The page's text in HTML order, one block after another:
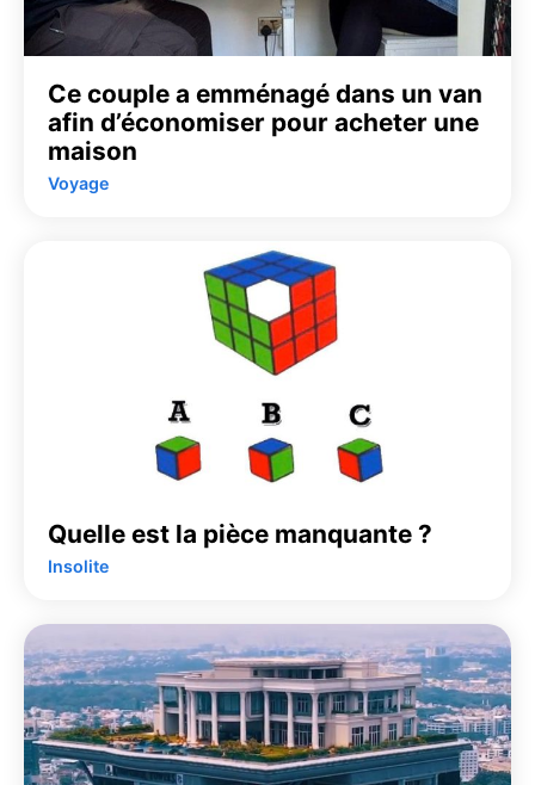
Ce couple a emménagé dans un van
afin d’économiser pour acheter une
maison
Voyage
Quelle est la pièce manquante ?
Insolite